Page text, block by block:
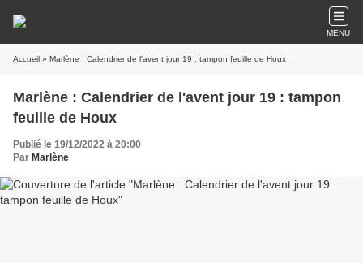
MENU
Accueil » Marlène : Calendrier de l'avent jour 19 : tampon feuille de Houx
Marlène : Calendrier de l'avent jour 19 : tampon
feuille de Houx
Publié le 19/12/2022 à 20:00
Par Marlène